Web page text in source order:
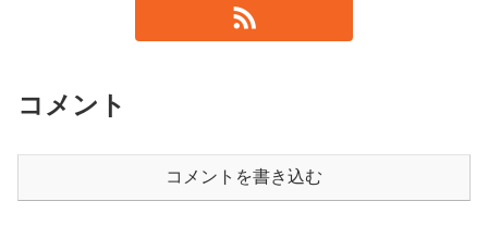
コメント
コメントを書き込む